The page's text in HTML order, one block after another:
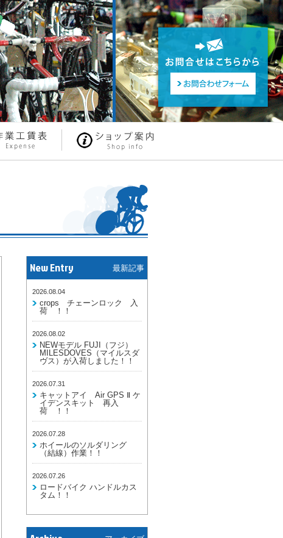
New Entry 最新記事
2026.08.04
crops チェーンロック 入
荷 ！！
2026.08.02
NEWモデル FUJI（フジ）
MILESDOVES（マイルスダ
ヴス）が入荷しました！！
2026.07.31
キャットアイ Air GPS Ⅱ ケ
イデンスキット 再入
荷 ！！
2026.07.28
ホイールのソルダリング
（結線）作業！！
2026.07.26
ロードバイク ハンドルカス
タム！！